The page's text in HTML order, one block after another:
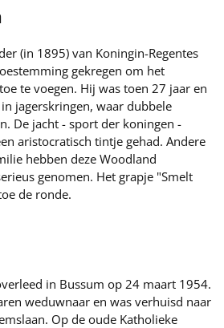
(in 1895) van Koningin-Regentes
gekregen om het
te voegen. Hij was toen 27 jaar en
jagerskringen, waar dubbele
De jacht - sport der koningen -
aristocratisch tintje gehad. Andere
hebben deze Woodland
genomen. Het grapje "Smelt
de ronde.
in Bussum op 24 maart 1954.
weduwnaar en was verhuisd naar
Op de oude Katholieke